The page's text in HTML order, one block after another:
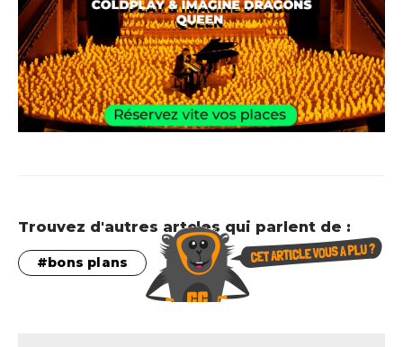
Trouvez d'autres artcles qui parlent de :
bons plans